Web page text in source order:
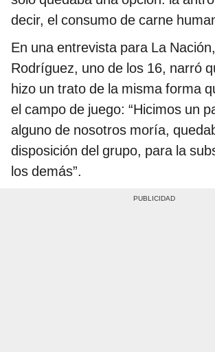
decir, el consumo de carne
En una entrevista para La
Rodríguez, uno de los 16, narró
hizo un trato de la misma forma
el campo de juego: “Hicimos un
alguno de nosotros moría,
disposición del grupo, para la
los demás”.